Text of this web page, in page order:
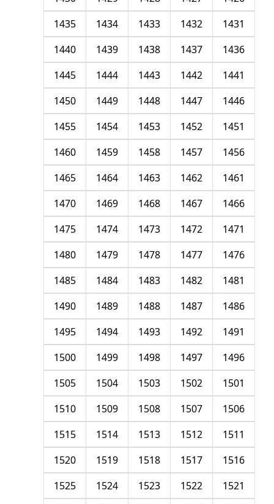
1431
1432
1433
1434
1435
1436
1437
1438
1439
1440
1441
1442
1443
1444
1445
1446
1447
1448
1449
1450
1451
1452
1453
1454
1455
1456
1457
1458
1459
1460
1461
1462
1463
1464
1465
1466
1467
1468
1469
1470
1471
1472
1473
1474
1475
1476
1477
1478
1479
1480
1481
1482
1483
1484
1485
1486
1487
1488
1489
1490
1491
1492
1493
1494
1495
1496
1497
1498
1499
1500
1501
1502
1503
1504
1505
1506
1507
1508
1509
1510
1511
1512
1513
1514
1515
1516
1517
1518
1519
1520
1521
1522
1523
1524
1525